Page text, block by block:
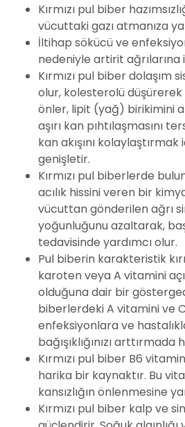
Kırmızı pul biber
vücuttaki gazı atmanıza
İltihap sökücü ve
nedeniyle artirit ağrılarına
Kırmızı pul biber dolaşım
olur, kolesterolü düşürerek
önler, lipit (yağ) birikimini
aşırı kan pıhtılaşmasını
kan akışını
genişletir.
Kırmızı pul biberlerde
acılık hissini veren bir
vücuttan gönderilen ağrı
yoğunluğunu azaltarak,
tedavisinde yardımcı olur.
Pul biberin karakteristik
karoten veya A vitamini
olduğuna dair bir
biberlerdeki A vitamini ve
enfeksiyonlara ve
bağışıklığınızı
Kırmızı pul biber B6
harika bir kaynaktır. Bu
kansızlığın önlenmesine
Kırmızı pul biber kalp ve